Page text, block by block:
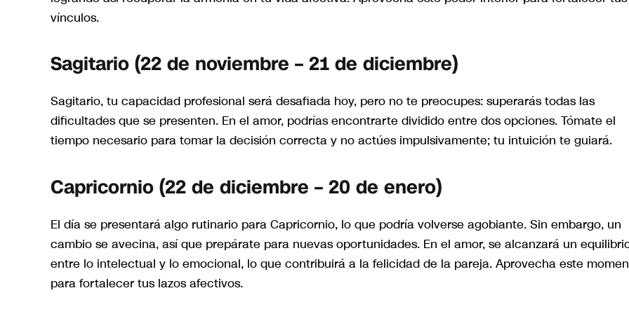
vínculos.
Sagitario (22 de noviembre – 21 de diciembre)
Sagitario, tu capacidad profesional será desafiada hoy, pero no te preocupes: superarás todas las
dificultades que se presenten. En el amor, podrías encontrarte dividido entre dos opciones. Tómate el
tiempo necesario para tomar la decisión correcta y no actúes impulsivamente; tu intuición te guiará.
Capricornio (22 de diciembre – 20 de enero)
El día se presentará algo rutinario para Capricornio, lo que podría volverse agobiante. Sin embargo, un
cambio se avecina, así que prepárate para nuevas oportunidades. En el amor, se alcanzará un
entre lo intelectual y lo emocional, lo que contribuirá a la felicidad de la pareja. Aprovecha este
para fortalecer tus lazos afectivos.